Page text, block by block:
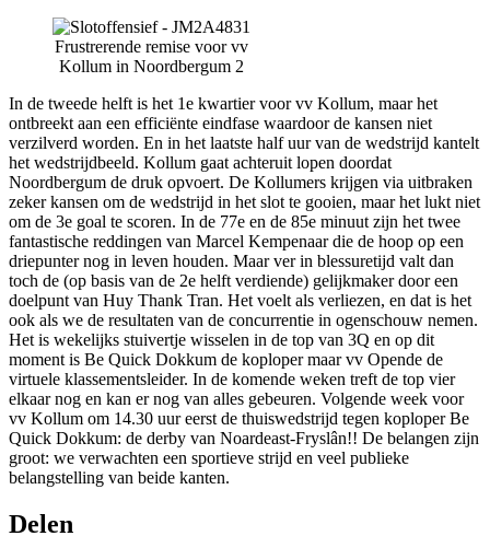
Frustrerende remise voor vv
Kollum in Noordbergum 2
In de tweede helft is het 1e kwartier voor vv Kollum, maar het
ontbreekt aan een efficiënte eindfase waardoor de kansen niet
verzilverd worden. En in het laatste half uur van de wedstrijd kantelt
het wedstrijdbeeld. Kollum gaat achteruit lopen doordat
Noordbergum de druk opvoert. De Kollumers krijgen via uitbraken
zeker kansen om de wedstrijd in het slot te gooien, maar het lukt niet
om de 3e goal te scoren. In de 77e en de 85e minuut zijn het twee
fantastische reddingen van Marcel Kempenaar die de hoop op een
driepunter nog in leven houden. Maar ver in blessuretijd valt dan
toch de (op basis van de 2e helft verdiende) gelijkmaker door een
doelpunt van Huy Thank Tran. Het voelt als verliezen, en dat is het
ook als we de resultaten van de concurrentie in ogenschouw nemen.
Het is wekelijks stuivertje wisselen in de top van 3Q en op dit
moment is Be Quick Dokkum de koploper maar vv Opende de
virtuele klassementsleider. In de komende weken treft de top vier
elkaar nog en kan er nog van alles gebeuren. Volgende week voor
vv Kollum om 14.30 uur eerst de thuiswedstrijd tegen koploper Be
Quick Dokkum: de derby van Noardeast-Fryslân!! De belangen zijn
groot: we verwachten een sportieve strijd en veel publieke
belangstelling van beide kanten.
Delen